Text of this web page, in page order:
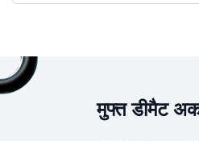
मुफ्त डीमैट